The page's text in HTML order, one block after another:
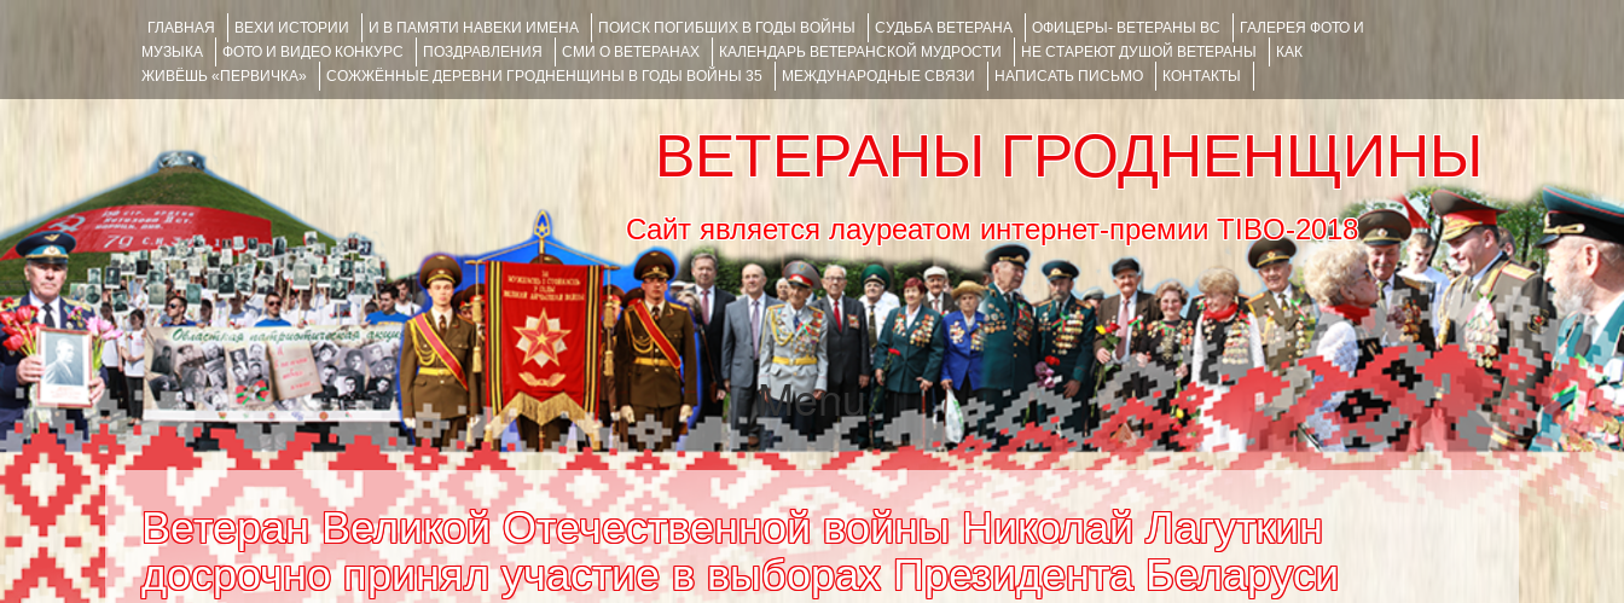
ГЛАВНАЯ ВЕХИ ИСТОРИИ И В ПАМЯТИ НАВЕКИ ИМЕНА ПОИСК ПОГИБШИХ В ГОДЫ ВОЙНЫ СУДЬБА ВЕТЕРАНА ОФИЦЕРЫ- ВЕТЕРАНЫ ВС
ГАЛЕРЕЯ ФОТО И
МУЗЫКА
ФОТО И ВИДЕО КОНКУРС ПОЗДРАВЛЕНИЯ СМИ О ВЕТЕРАНАХ КАЛЕНДАРЬ ВЕТЕРАНСКОЙ МУДРОСТИ НЕ СТАРЕЮТ ДУШОЙ ВЕТЕРАНЫ
КАК
ЖИВЁШЬ «ПЕРВИЧКА»
СОЖЖЁННЫЕ ДЕРЕВНИ ГРОДНЕНЩИНЫ В ГОДЫ ВОЙНЫ 35 МЕЖДУНАРОДНЫЕ СВЯЗИ НАПИСАТЬ ПИСЬМО КОНТАКТЫ
ВЕТЕРАНЫ ГРОДНЕНЩИНЫ
Сайт является лауреатом интернет-премии TIBO-2018
Menu
SKIP TO CONTENT
Ветеран Великой Отечественной войны Николай Лагуткин
досрочно принял участие в выборах Президента Беларуси